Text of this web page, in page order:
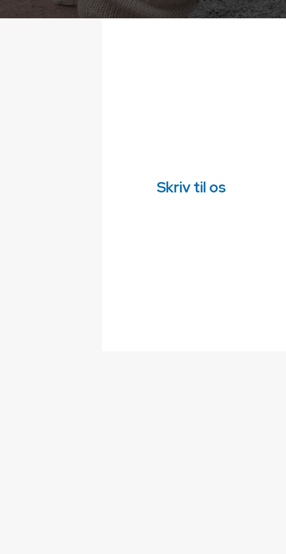
Skriv til os